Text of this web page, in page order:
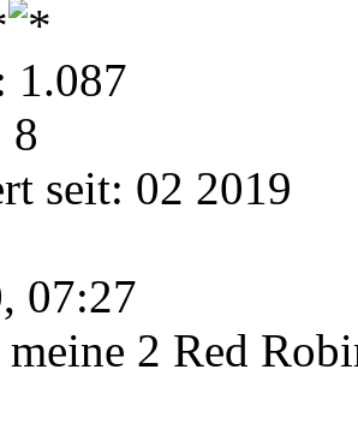
1.087
8
seit: 02 2019
07:27
2 Red